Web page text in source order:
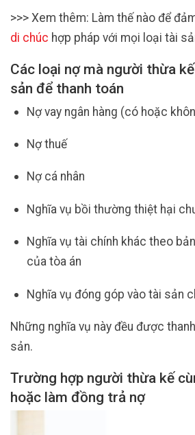
>>> Xem thêm: Làm thế nào để
di chúc hợp pháp với mọi loại tài
Các loại nợ mà người thừa
sản để thanh toán
Nợ vay ngân hàng (có hoặc
Nợ thuế
Nợ cá nhân
Nghĩa vụ bồi thường thiệt hại
Nghĩa vụ tài chính khác theo
của tòa án
Nghĩa vụ đóng góp vào tài sản
Những nghĩa vụ này đều được
sản.
Trường hợp người thừa kế
hoặc làm đồng trả nợ